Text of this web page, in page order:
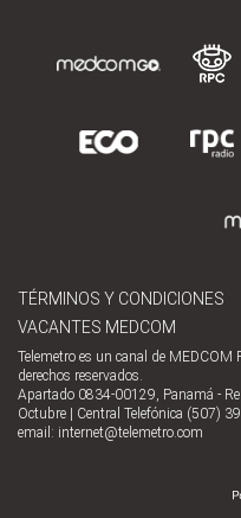
TÉRMINOS Y CONDICIONES
VACANTES MEDCOM
Telemetro es un canal de
derechos reservados.
Apartado 0834-00129, Panamá -
Octubre | Central Telefónica (507)
email: internet@telemetro.com